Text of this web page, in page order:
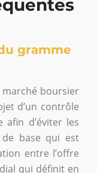
gramme
boursier
d’un contrôle
afin d’éviter les
de base qui est
entre l’offre
qui définit en